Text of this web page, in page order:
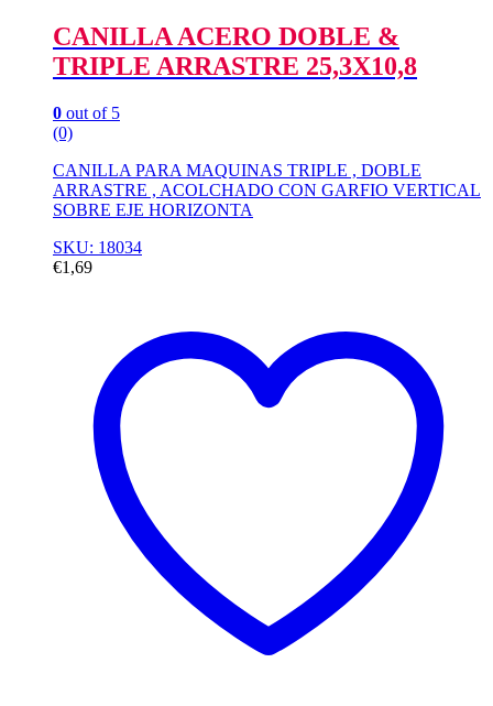
CANILLA ACERO DOBLE &
TRIPLE ARRASTRE 25,3X10,8
0 out of 5
(0)
CANILLA PARA MAQUINAS TRIPLE , DOBLE
ARRASTRE , ACOLCHADO CON GARFIO VERTICAL
SOBRE EJE HORIZONTA
SKU: 18034
€1,69